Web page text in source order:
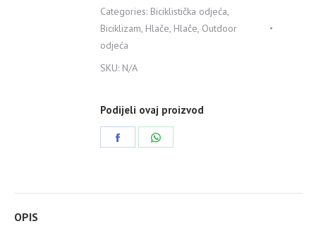
Ceco
X-
Function
Categories: Biciklistička odjeća,
Biciklizam, Hlače, Hlače, Outdoor
odjeća
SKU: N/A
Podijeli ovaj proizvod
OPIS